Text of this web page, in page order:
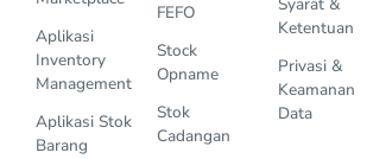
Aplikasi
Inventory
Management
Aplikasi Stok
Barang
FEFO
Stock
Opname
Stok
Cadangan
Syarat &
Ketentuan
Privasi &
Keamanan
Data